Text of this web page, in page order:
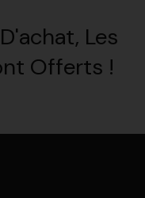
Les
Offerts !